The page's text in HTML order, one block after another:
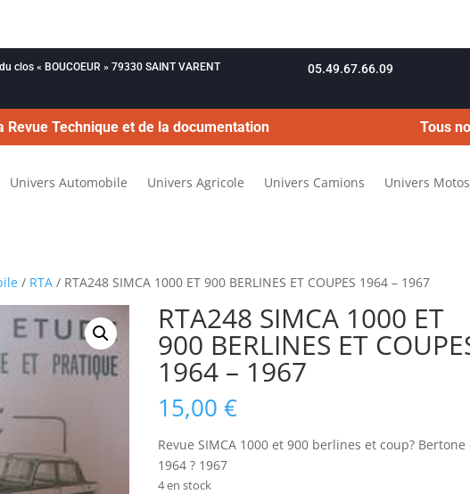
clos « BOUCOEUR » 79330 SAINT VARENT 05.49.67.66.09
Revue Technique et de la documentation Tous
Univers Automobile Univers Agricole Univers Camions Univers Motos
/ RTA / RTA248 SIMCA 1000 ET 900 BERLINES ET COUPES 1964 – 1967
RTA248 SIMCA 1000 ET
900 BERLINES ET
1964 – 1967
15,00€
Revue SIMCA 1000 et 900 berlines et coup? Bertone
1964 ? 1967
4 en stock